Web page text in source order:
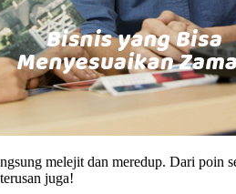
melejit dan meredup. Dari poin
juga!